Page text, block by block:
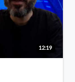
12:19